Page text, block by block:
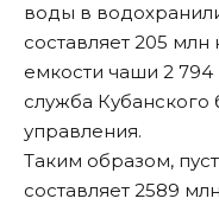
воды в
составляет 205
емкости чаши 2 794
служба
управления.
Таким образом,
составляет 2589